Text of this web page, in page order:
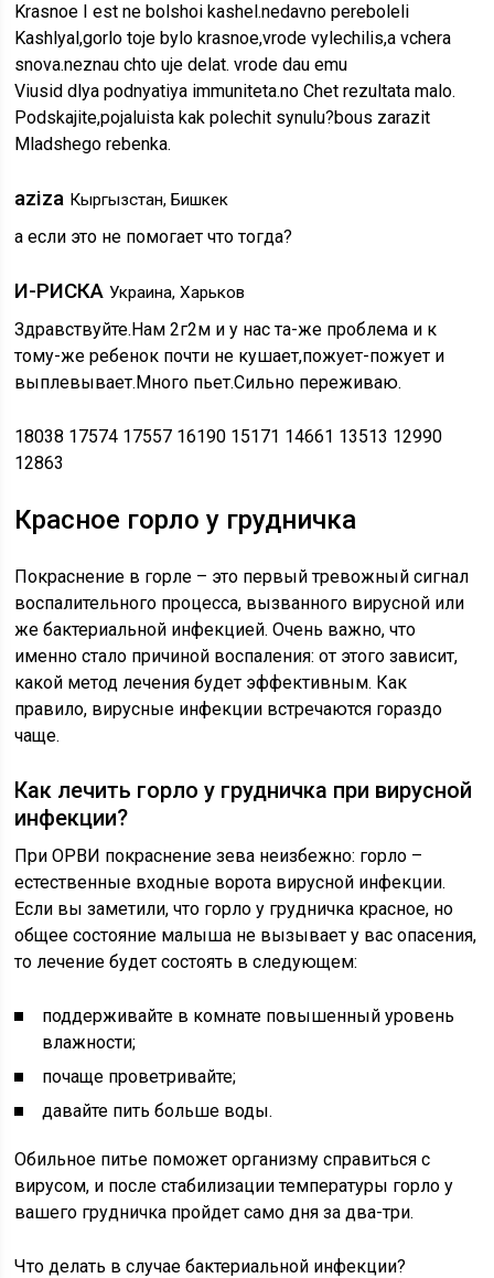
Krasnoe I est ne bolshoi kashel.nedavno pereboleli
Kashlyal,gorlo toje bylo krasnoe,vrode vylechilis,a vchera
snova.neznau chto uje delat. vrode dau emu
Viusid dlya podnyatiya immuniteta.no Chet rezultata malo.
Podskajite,pojaluista kak polechit synulu?bous zarazit
Mladshego rebenka.
aziza Кыргызстан, Бишкек
а если это не помогает что тогда?
И-РИСКАУкраина, Харьков
Здравствуйте.Нам 2г2м и у нас та-же проблема и к
тому-же ребенок почти не кушает,пожует-пожует и
выплевывает.Много пьет.Сильно переживаю.
18038 17574 17557 16190 15171 14661 13513 12990
12863
Красное горло у грудничка
Покраснение в горле – это первый тревожный сигнал
воспалительного процесса, вызванного вирусной или
же бактериальной инфекцией. Очень важно, что
именно стало причиной воспаления: от этого зависит,
какой метод лечения будет эффективным. Как
правило, вирусные инфекции встречаются гораздо
чаще.
Как лечить горло у грудничка при вирусной
инфекции?
При ОРВИ покраснение зева неизбежно: горло –
естественные входные ворота вирусной инфекции.
Если вы заметили, что горло у грудничка красное, но
общее состояние малыша не вызывает у вас опасения,
то лечение будет состоять в следующем:
поддерживайте в комнате повышенный уровень
влажности;
почаще проветривайте;
давайте пить больше воды.
Обильное питье поможет организму справиться с
вирусом, и после стабилизации температуры горло у
вашего грудничка пройдет само дня за два-три.
Что делать в случае бактериальной инфекции?